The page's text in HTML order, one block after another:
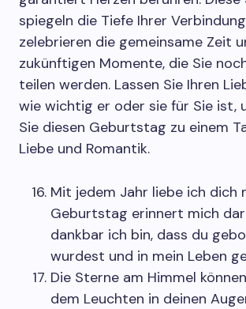
spiegeln die Tiefe Ihrer
zelebrieren die gemeinsame Zeit
zukünftigen Momente, die Sie
teilen werden. Lassen Sie Ihren
wie wichtig er oder sie für Sie ist,
Sie diesen Geburtstag zu einem
Liebe und Romantik.
Mit jedem Jahr liebe ich dich
Geburtstag erinnert mich
dankbar ich bin, dass du
wurdest und in mein Leben
Die Sterne am Himmel
dem Leuchten in deinen